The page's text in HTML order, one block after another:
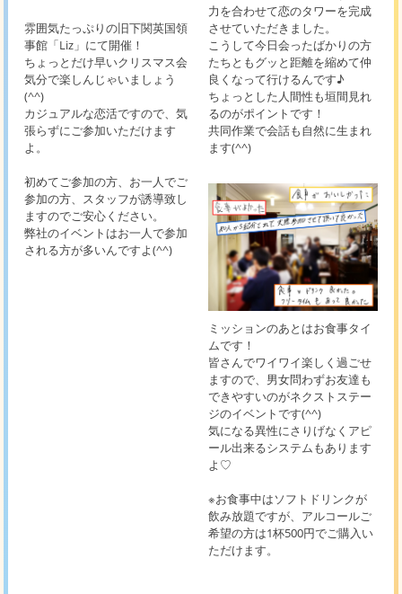
雰囲気たっぷりの旧下関英国領
事館「Liz」にて開催！
ちょっとだけ早いクリスマス会
気分で楽しんじゃいましょう
(^^)
カジュアルな恋活ですので、気
張らずにご参加いただけます
よ。
初めてご参加の方、お一人でご
参加の方、スタッフが誘導致し
ますのでご安心ください。
弊社のイベントはお一人で参加
される方が多いんですよ(^^)
力を合わせて恋のタワーを完成
させていただきました。
こうして今日会ったばかりの方
たちともグッと距離を縮めて仲
良くなって行けるんです♪
ちょっとした人間性も垣間見れ
るのがポイントです！
共同作業で会話も自然に生まれ
ます(^^)
ミッションのあとはお食事タイ
ムです！
皆さんでワイワイ楽しく過ごせ
ますので、男女問わずお友達も
できやすいのがネクストステー
ジのイベントです(^^)
気になる異性にさりげなくアピ
ール出来るシステムもあります
よ♡
※お食事中はソフトドリンクが
飲み放題ですが、アルコールご
希望の方は1杯500円でご購入い
ただけます。